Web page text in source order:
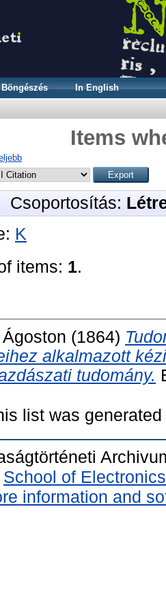
Böngészés In English
Items
Csoportosítás:
K
items: 1.
(1864)
alkalmazott
tudomány.
list was
School of
information and